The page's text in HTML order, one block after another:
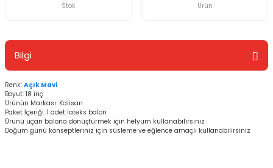
Stok
Ürün
Bilgi
Renk: Açık Mavi
Boyut: 18 inç
Ürünün Markası: Kalisan
Paket İçeriği: 1 adet lateks balon
Ürünü uçan balona dönüştürmek için helyum kullanabilirsiniz
Doğum günü konseptleriniz için süsleme ve eğlence amaçlı kullanabilirsiniz